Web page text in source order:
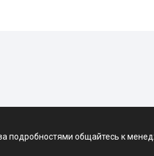
подробностями общайтесь к